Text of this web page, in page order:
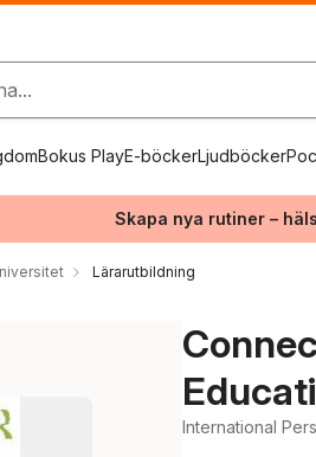
Bokus PlayE-böckerLjudböcker
Skapa nya rutiner –
Lärarutbildning
International